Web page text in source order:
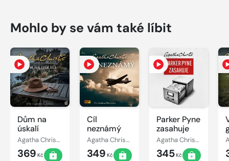
Mohlo by se vám také líbit
Dům na
úskalí
Agatha Christie
369 Kč
Cíl
neznámý
Agatha Christie
349 Kč
Parker Pyne
zasahuje
Agatha Christie
345Kč